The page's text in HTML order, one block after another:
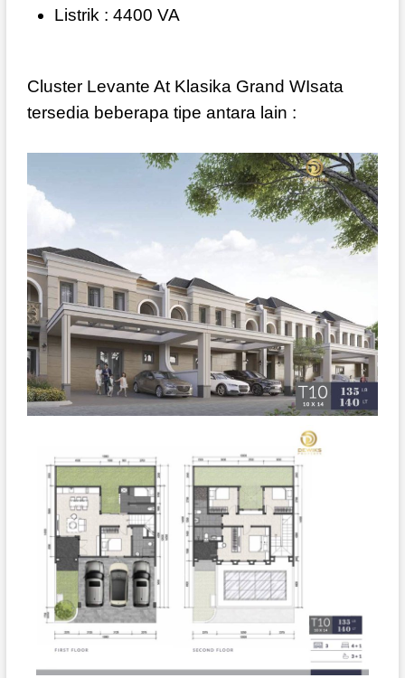
Listrik : 4400 VA
Cluster Levante At Klasika Grand WIsata
tersedia beberapa tipe antara lain :